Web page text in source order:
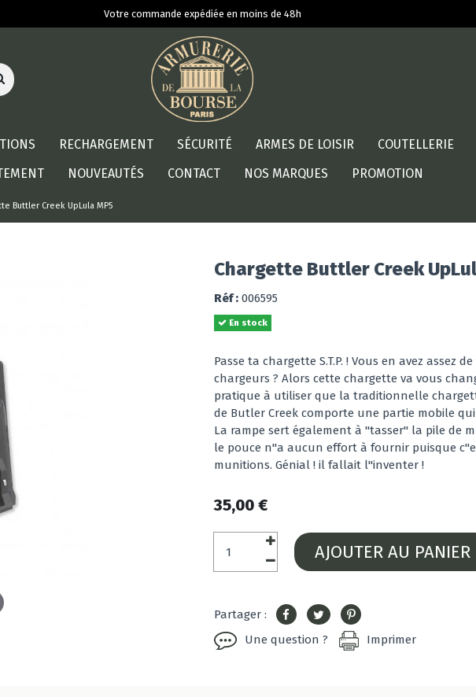
Votre commande expédiée en moins de 48h
RECHARGEMENT SÉCURITÉ ARMES DE LOISIR COUTELLERIE
NOUVEAUTÉS CONTACT NOS MARQUES PROMOTION
Buttler Creek UpLula MP5
Chargette Buttler Creek
Réf : 006595
En stock
Passe ta chargette S.T.P. ! Vous en avez
chargeurs ? Alors cette chargette va vous
pratique à utiliser que la traditionnelle
de Butler Creek comporte une partie mobile
La rampe sert également à "tasser" la pile de
le pouce n''a aucun effort à fournir puisque
munitions. Génial ! il fallait l''inventer !
35,00 €
AJOUTER AU PANIER
Partager :
Une question ?
Imprimer